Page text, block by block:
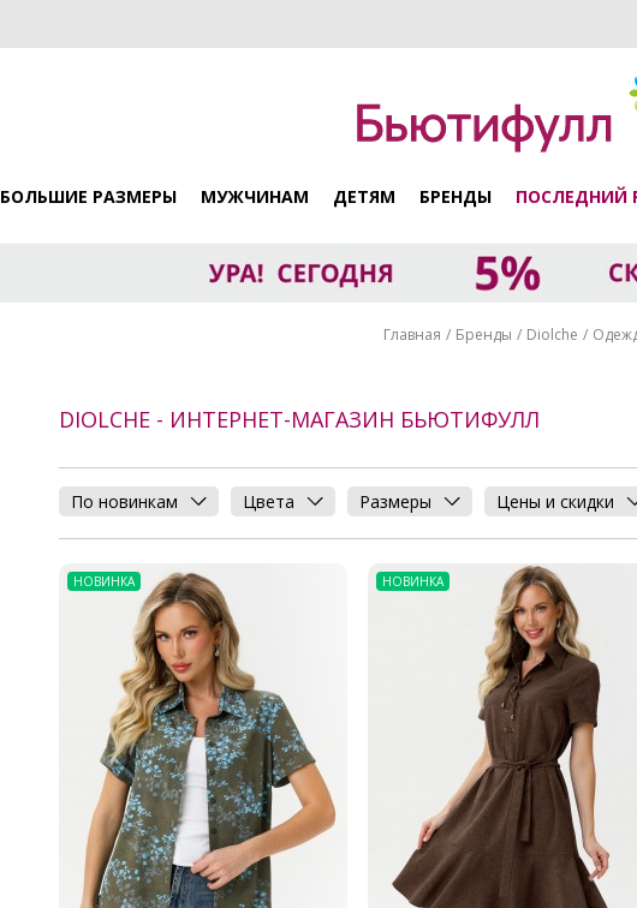
БОЛЬШИЕ РАЗМЕРЫ МУЖЧИНАМ ДЕТЯМ БРЕНДЫ ПОСЛЕДНИЙ
Главная Бренды Diolche
DIOLCHE - ИНТЕРНЕТ-МАГАЗИН БЬЮТИФУЛЛ
По новинкам Цвета Размеры Цены и скидки
НОВИНКА НОВИНКА